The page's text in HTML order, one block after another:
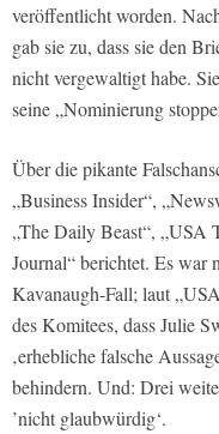
veröffentlicht worden.
gab sie zu, dass sie den
nicht vergewaltigt habe.
seine „Nominierung
Über die pikante
„Business Insider“,
„The Daily Beast“, „USA
Journal“ berichtet. Es war
Kavanaugh-Fall; laut
des Komitees, dass Julie
‚erhebliche falsche
behindern. Und: Drei
’nicht glaubwürdig‘.